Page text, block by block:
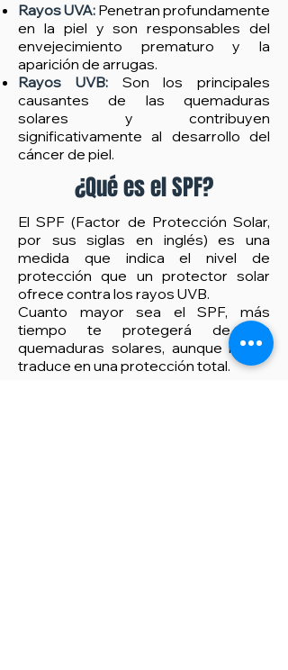
Rayos UVA: Penetran profundamente
en la piel y son responsables del
envejecimiento prematuro y la
aparición de arrugas.
Rayos UVB:Son los principales
causantes de las quemaduras
solares y contribuyen
significativamente al desarrollo del
cáncer de piel.
¿Qué es el SPF?
El SPF (Factor de Protección Solar,
por sus siglas en inglés) es una
medida que indica el nivel de
protección que un protector solar
ofrece contra los rayos UVB.
Cuanto mayor sea el SPF, más
tiempo te protegerá de las
quemaduras solares, aunque no se
traduce en una protección total.